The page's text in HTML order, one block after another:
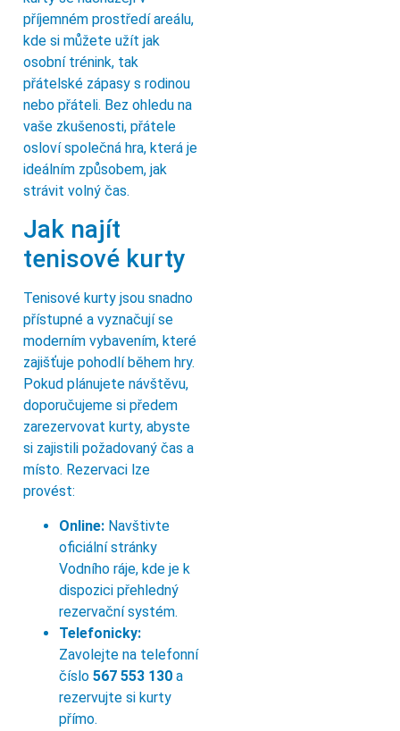
příjemném prostředí areálu,
kde si můžete užít jak
osobní trénink, tak
přátelské zápasy s rodinou
nebo přáteli. Bez ohledu na
vaše zkušenosti, přátele
osloví společná hra, která je
ideálním způsobem, jak
strávit volný čas.
Jak najít
tenisové kurty
Tenisové kurty jsou snadno
přístupné a vyznačují se
moderním vybavením, které
zajišťuje pohodlí během hry.
Pokud plánujete návštěvu,
doporučujeme si předem
zarezervovat kurty, abyste
si zajistili požadovaný čas a
místo. Rezervaci lze
provést:
Online: Navštivte
oficiální stránky
Vodního ráje, kde je k
dispozici přehledný
rezervační systém.
Telefonicky:
Zavolejte na telefonní
číslo 567 553 130 a
rezervujte si kurty
přímo.